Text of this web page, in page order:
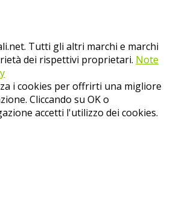
Tutti gli altri marchi e marchi
dei rispettivi proprietari. Note
i cookies per offrirti una migliore
Cliccando su OK o
accetti l'utilizzo dei cookies.